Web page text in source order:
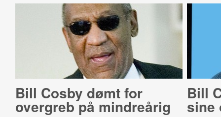
Bill Cosby dømt for
overgreb på mindreårig
Bill
sine